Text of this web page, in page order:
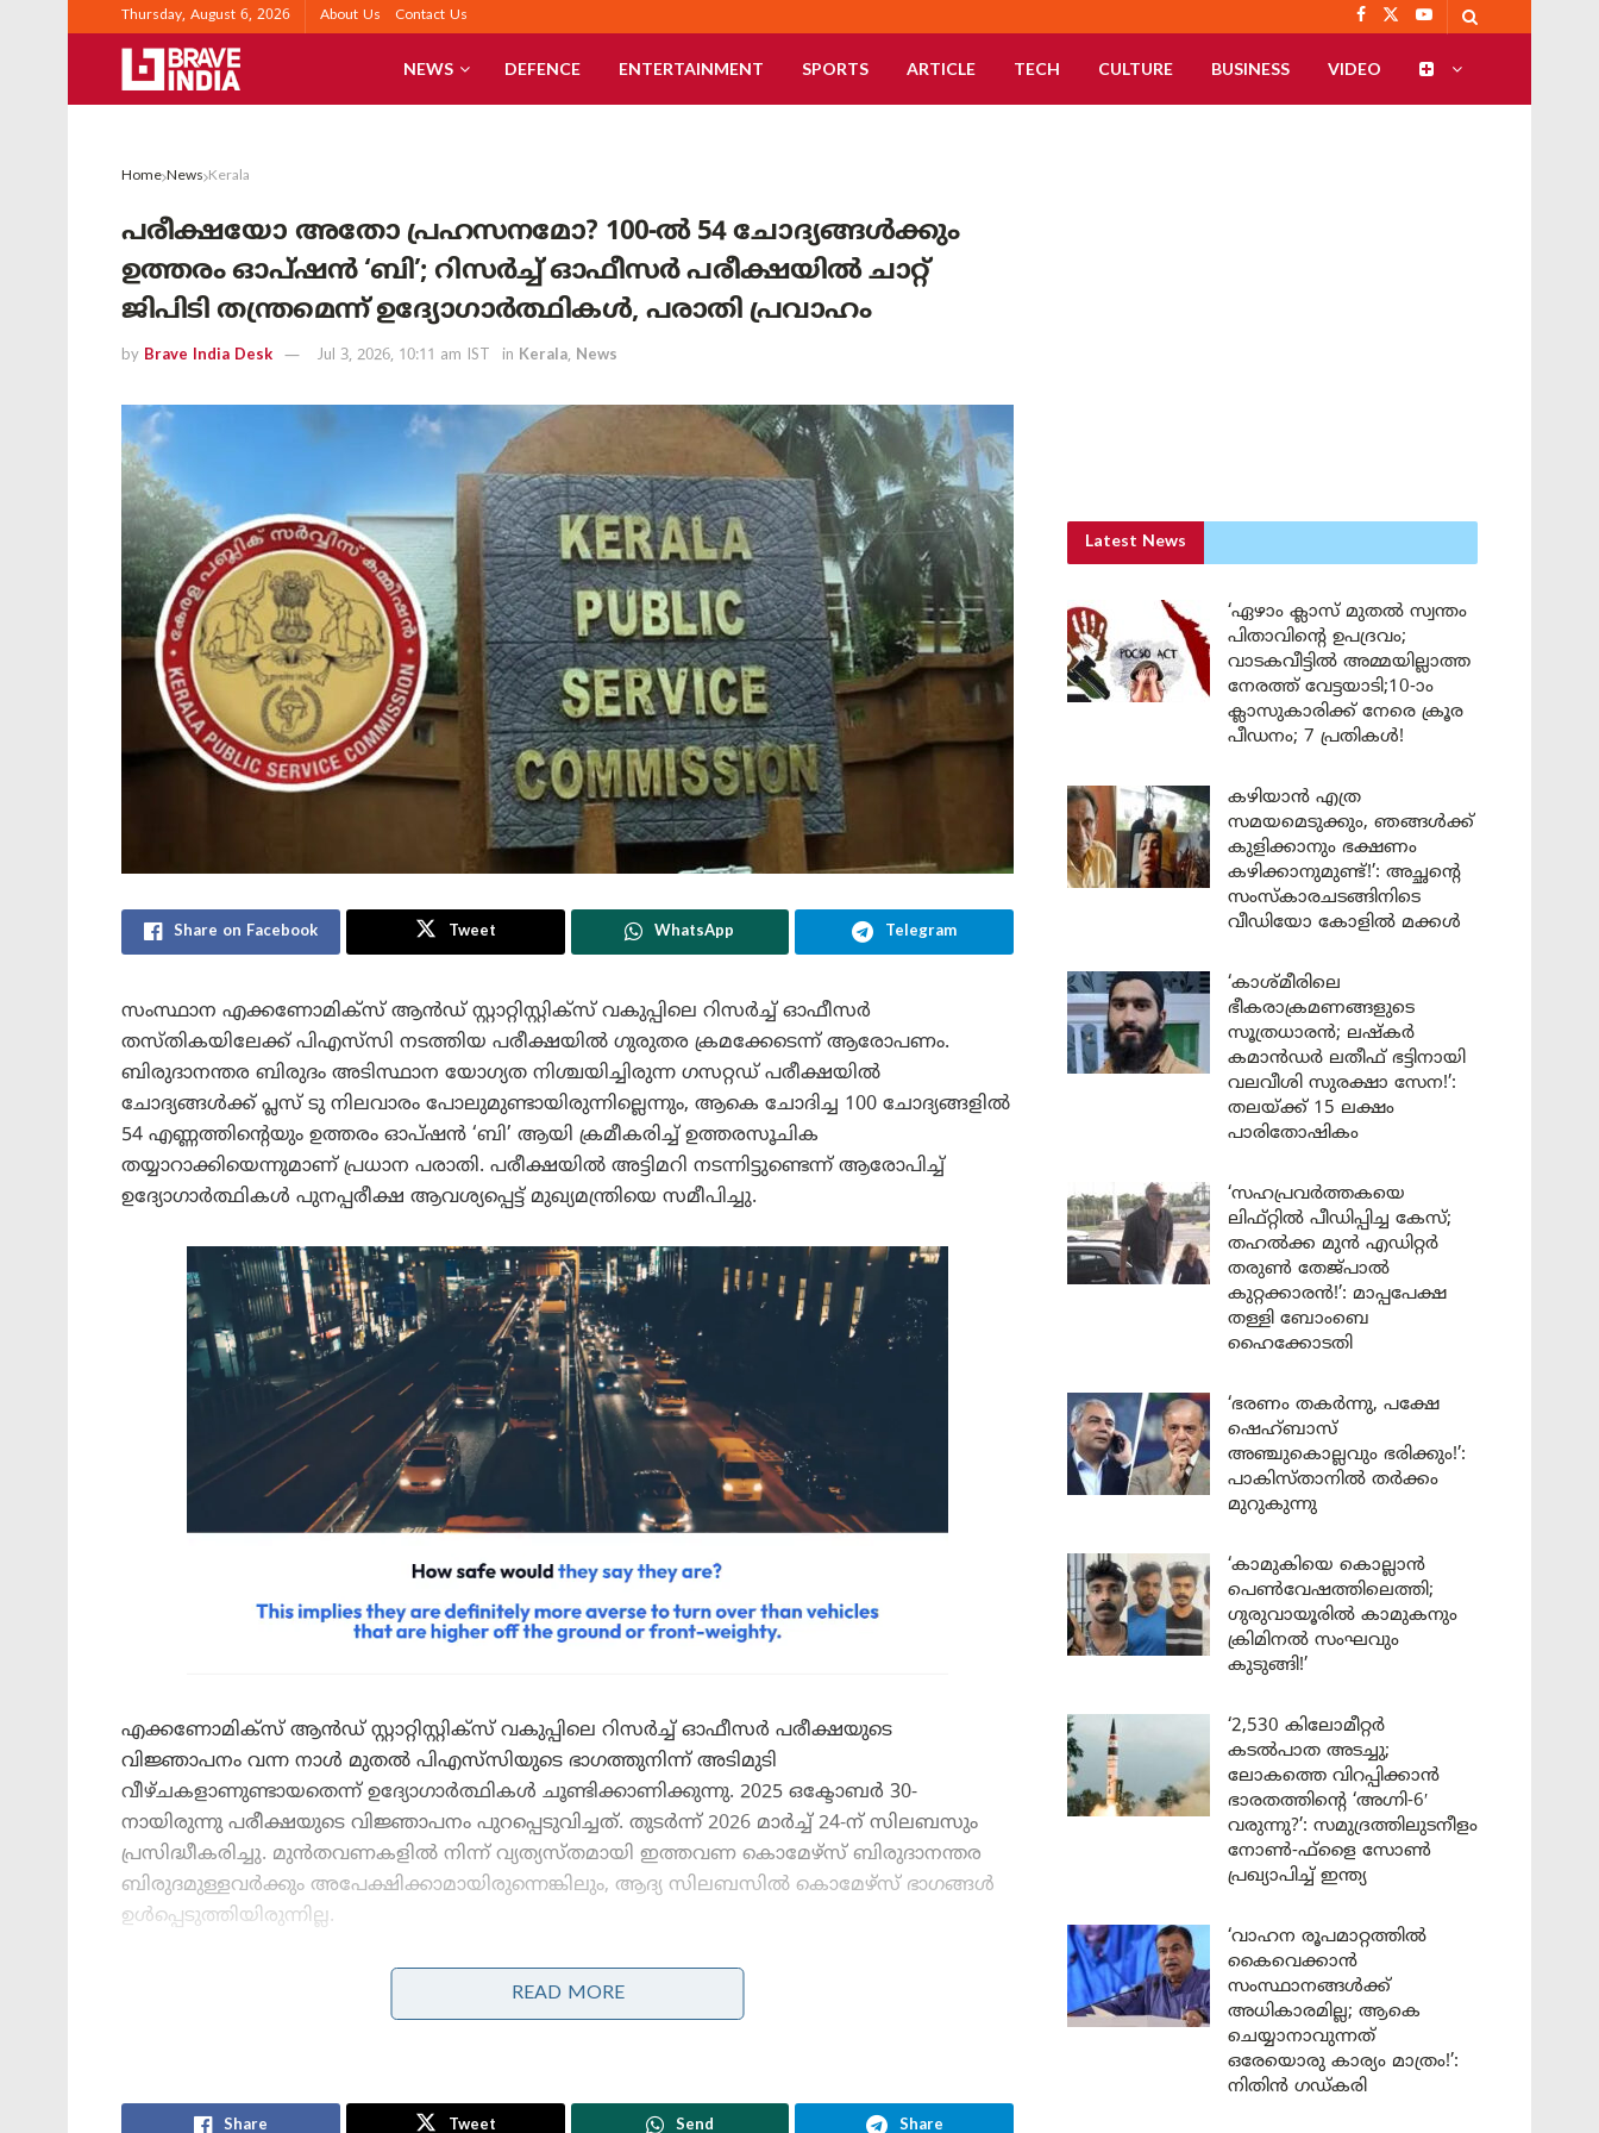
Thursday, August 6, 2026 About Us Contact Us
NEWS DEFENCE ENTERTAINMENT SPORTS ARTICLE TECH CULTURE BUSINESS VIDEO
Home News Kerala
പരീക്ഷയോ അതോ പ്രഹസനമോ? 100-ൽ 54 ചോദ്യങ്ങൾക്കും
ഉത്തരം ഓപ്ഷൻ ‘ബി’; റിസർച്ച് ഓഫീസർ പരീക്ഷയിൽ ചാറ്റ്
ജിപിടി തന്ത്രമെന്ന് ഉദ്യോഗാർത്ഥികൾ, പരാതി പ്രവാഹം
by Brave India Desk Jul 3, 2026, 10:11 am IST in Kerala, News
Share on Facebook Tweet WhatsApp Telegram
സംസ്ഥാന എക്കണോമിക്സ് ആൻഡ് സ്റ്റാറ്റിസ്റ്റിക്സ് വകുപ്പിലെ റിസർച്ച് ഓഫീസർ
തസ്തികയിലേക്ക് പിഎസ്‍സി നടത്തിയ പരീക്ഷയിൽ ഗുരുതര ക്രമക്കേടെന്ന് ആരോപണം.
ബിരുദാനന്തര ബിരുദം അടിസ്ഥാന യോഗ്യത നിശ്ചയിച്ചിരുന്ന ഗസറ്റഡ് പരീക്ഷയിൽ
ചോദ്യങ്ങൾക്ക് പ്ലസ് ടു നിലവാരം പോലുമുണ്ടായിരുന്നില്ലെന്നും, ആകെ ചോദിച്ച 100 ചോദ്യങ്ങളിൽ
54 എണ്ണത്തിന്റെയും ഉത്തരം ഓപ്ഷൻ ‘ബി’ ആയി ക്രമീകരിച്ച് ഉത്തരസൂചിക
തയ്യാറാക്കിയെന്നുമാണ് പ്രധാന പരാതി. പരീക്ഷയിൽ അട്ടിമറി നടന്നിട്ടുണ്ടെന്ന് ആരോപിച്ച്
ഉദ്യോഗാർത്ഥികൾ പുനപ്പരീക്ഷ ആവശ്യപ്പെട്ട് മുഖ്യമന്ത്രിയെ സമീപിച്ചു.
എക്കണോമിക്സ് ആൻഡ് സ്റ്റാറ്റിസ്റ്റിക്സ് വകുപ്പിലെ റിസർച്ച് ഓഫീസർ പരീക്ഷയുടെ
വിജ്ഞാപനം വന്ന നാൾ മുതൽ പിഎസ്‍സിയുടെ ഭാഗത്തുനിന്ന് അടിമുടി
വീഴ്ചകളാണുണ്ടായതെന്ന് ഉദ്യോഗാർത്ഥികൾ ചൂണ്ടിക്കാണിക്കുന്നു. 2025 ഒക്ടോബർ 30-
നായിരുന്നു പരീക്ഷയുടെ വിജ്ഞാപനം പുറപ്പെടുവിച്ചത്. തുടർന്ന് 2026 മാർച്ച് 24-ന് സിലബസും
പ്രസിദ്ധീകരിച്ചു. മുൻതവണകളിൽ നിന്ന് വ്യത്യസ്തമായി ഇത്തവണ കൊമേഴ്സ് ബിരുദാനന്തര
ബിരുദമുള്ളവർക്കും അപേക്ഷിക്കാമായിരുന്നെങ്കിലും, ആദ്യ സിലബസിൽ കൊമേഴ്സ് ഭാഗങ്ങൾ
ഉൾപ്പെടുത്തിയിരുന്നില്ല.
നേരത്ത് വേട്ടയാടി;10-ാം ക്ലാസുകാരിക്ക്
നേരെ ക്രൂര പീഡനം; 7 പ്രതികൾ!
പരാതി നൽകിയിട്ടും ഫലമില്ലാതെ വന്നതോടെ
കൊമേഴ്സ് പശ്ചാത്തലമുള്ള പലരും പരീക്ഷയ്ക്ക്
പരീക്ഷയ്ക്ക് കഷ്ടിച്ച് രണ്ടുമാസം മാത്രം ശേഷിക്കെ
READ MORE
Share Tweet Send Share
Latest News
‘ഏഴാം ക്ലാസ് മുതൽ സ്വന്തം
പിതാവിന്റെ ഉപദ്രവം;
വാടകവീട്ടിൽ അമ്മയില്ലാത്ത
നേരത്ത് വേട്ടയാടി;10-ാം
ക്ലാസുകാരിക്ക് നേരെ ക്രൂര
പീഡനം; 7 പ്രതികൾ!
കഴിയാൻ എത്ര
സമയമെടുക്കും, ഞങ്ങൾക്ക്
കുളിക്കാനും ഭക്ഷണം
കഴിക്കാനുമുണ്ട്!’: അച്ഛന്റെ
സംസ്കാരചടങ്ങിനിടെ
വീഡിയോ കോളിൽ മക്കൾ
‘കാശ്മീരിലെ
ഭീകരാക്രമണങ്ങളുടെ
സൂത്രധാരൻ; ലഷ്കർ
കമാൻഡർ ലതീഫ് ഭട്ടിനായി
വലവീശി സുരക്ഷാ സേന!’:
തലയ്ക്ക് 15 ലക്ഷം
പാരിതോഷികം
‘സഹപ്രവർത്തകയെ
ലിഫ്റ്റിൽ പീഡിപ്പിച്ച കേസ്;
തഹൽക്ക മുൻ എഡിറ്റർ
തരുൺ തേജ്പാൽ
കുറ്റക്കാരൻ!’: മാപ്പപേക്ഷ
തള്ളി ബോംബെ
ഹൈക്കോടതി
‘ഭരണം തകർന്നു, പക്ഷേ
ഷെഹ്ബാസ്
അഞ്ചുകൊല്ലവും ഭരിക്കും!’:
പാകിസ്താനിൽ തർക്കം
മുറുകുന്നു
‘കാമുകിയെ കൊല്ലാൻ
പെൺവേഷത്തിലെത്തി;
ഗുരുവായൂരിൽ കാമുകനും
ക്രിമിനൽ സംഘവും
കുടുങ്ങി!’
‘2,530 കിലോമീറ്റർ
കടൽപാത അടച്ചു;
ലോകത്തെ വിറപ്പിക്കാൻ
ഭാരതത്തിന്റെ ‘അഗ്നി-6′
വരുന്നു?’: സമുദ്രത്തിലുടനീളം
നോൺ-ഫ്ളൈ സോൺ
പ്രഖ്യാപിച്ച് ഇന്ത്യ
‘വാഹന രൂപമാറ്റത്തിൽ
കൈവെക്കാൻ
സംസ്ഥാനങ്ങൾക്ക്
അധികാരമില്ല; ആകെ
ചെയ്യാനാവുന്നത്
ഒരേയൊരു കാര്യം മാത്രം!’:
നിതിൻ ഗഡ്കരി